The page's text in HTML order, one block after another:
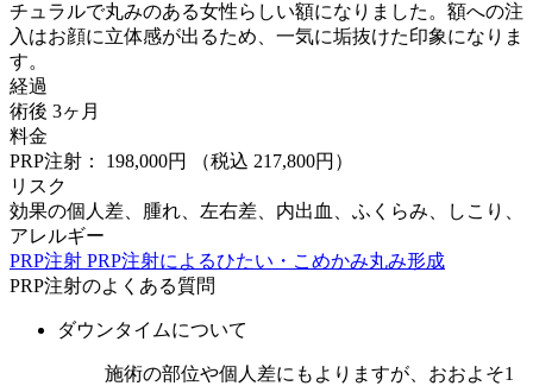
チュラルで丸みのある女性らしい額になりました。額への注
入はお顔に立体感が出るため、一気に垢抜けた印象になりま
す。
経過
術後 3ヶ月
料金
PRP注射： 198,000円
（税込 217,800円）
リスク
効果の個人差、腫れ、左右差、内出血、ふくらみ、しこり、
アレルギー
PRP注射 PRP注射によるひたい・こめかみ丸み形成
PRP注射のよくある質問
ダウンタイムについて
施術の部位や個人差にもよりますが、おおよそ1